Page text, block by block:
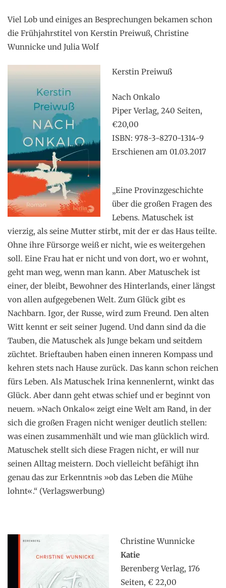
Viel Lob und einiges an Besprechungen bekamen schon
die Frühjahrstitel von Kerstin Preiwuß, Christine
Wunnicke und Julia Wolf
Kerstin Preiwuß
Nach Onkalo
Piper Verlag, 240 Seiten,
€20,00
ISBN: 978-3-8270-1314-9
Erschienen am 01.03.2017
„Eine Provinzgeschichte
über die großen Fragen des
Lebens. Matuschek ist
vierzig, als seine Mutter stirbt, mit der er das Haus teilte.
Ohne ihre Fürsorge weiß er nicht, wie es weitergehen
soll. Eine Frau hat er nicht und von dort, wo er wohnt,
geht man weg, wenn man kann. Aber Matuschek ist
einer, der bleibt, Bewohner des Hinterlands, einer längst
von allen aufgegebenen Welt. Zum Glück gibt es
Nachbarn. Igor, der Russe, wird zum Freund. Den alten
Witt kennt er seit seiner Jugend. Und dann sind da die
Tauben, die Matuschek als Junge bekam und seitdem
züchtet. Brieftauben haben einen inneren Kompass und
kehren stets nach Hause zurück. Das kann schon reichen
fürs Leben. Als Matuschek Irina kennenlernt, winkt das
Glück. Aber dann geht etwas schief und er beginnt von
neuem. »Nach Onkalo« zeigt eine Welt am Rand, in der
sich die großen Fragen nicht weniger deutlich stellen:
was einen zusammenhält und wie man glücklich wird.
Matuschek stellt sich diese Fragen nicht, er will nur
seinen Alltag meistern. Doch vielleicht befähigt ihn
genau das zur Erkenntnis »ob das Leben die Mühe
lohnt«.“ (Verlagswerbung)
Christine Wunnicke
Katie
Berenberg Verlag, 176
Seiten, € 22,00